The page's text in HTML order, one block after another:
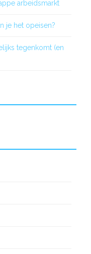
arbeidsmarkt
je het opeisen?
tegenkomt (en